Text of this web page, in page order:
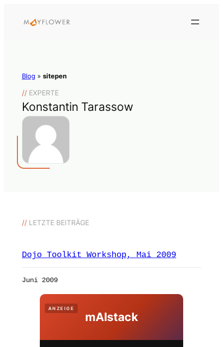
Blog » sitepen
//EXPERTE
Konstantin Tarassow
//LETZTE BEITRÄGE
Dojo Toolkit Workshop, Mai 2009
Juni 2009
ANZEIGE
mAIstack